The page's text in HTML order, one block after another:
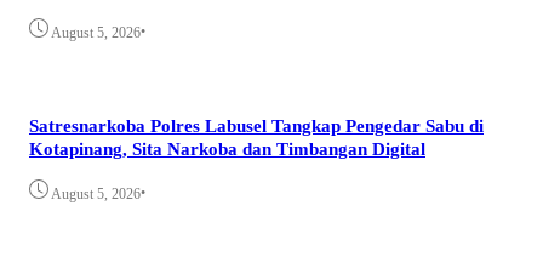
August 5, 2026•
Satresnarkoba Polres Labusel Tangkap Pengedar Sabu di
Kotapinang, Sita Narkoba dan Timbangan Digital
August 5, 2026•